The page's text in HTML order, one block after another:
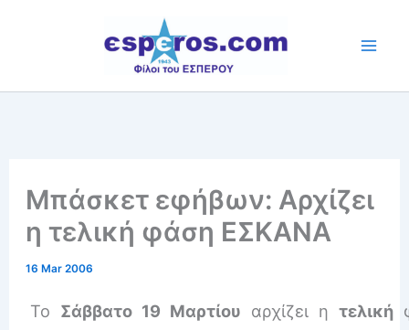
Μπάσκετ εφήβων: Αρχίζει
η τελική φάση ΕΣΚΑΝΑ
16 Mar 2006
Το Σάββατο 19 Μαρτίου αρχίζει ητελική